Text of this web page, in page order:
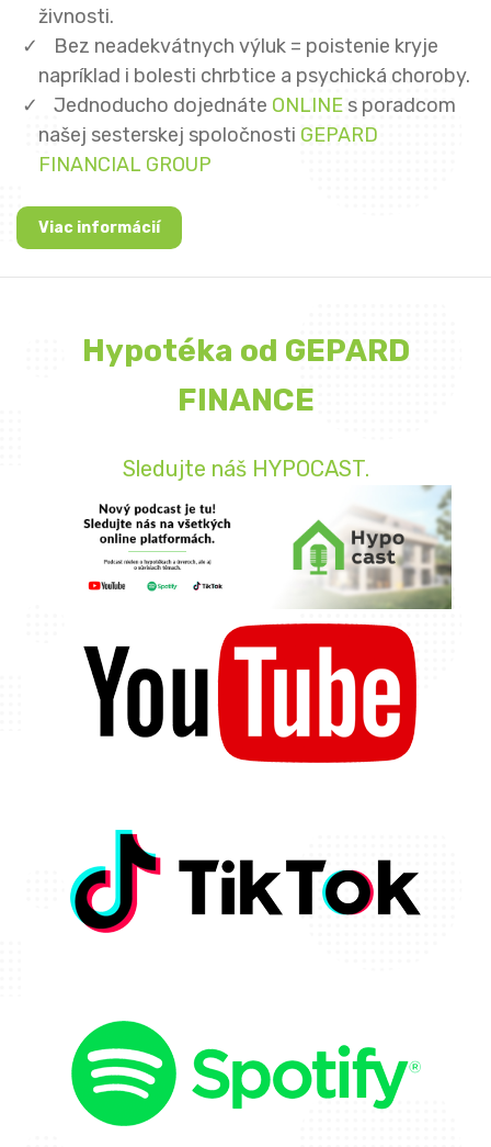
živnosti.
Bez neadekvátnych výluk = poistenie kryje
napríklad i bolesti chrbtice a psychická choroby.
Jednoducho dojednáte ONLINE s poradcom
našej sesterskej spoločnosti GEPARD
FINANCIAL GROUP
Viac informácií
Hypotéka od GEPARD
FINANCE
Sledujte náš HYPOCAST.